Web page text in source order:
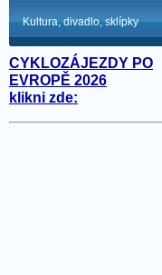
Kultura, divadlo, sklípky
CYKLOZÁJEZDY PO
EVROPĚ 2026
klikni zde: